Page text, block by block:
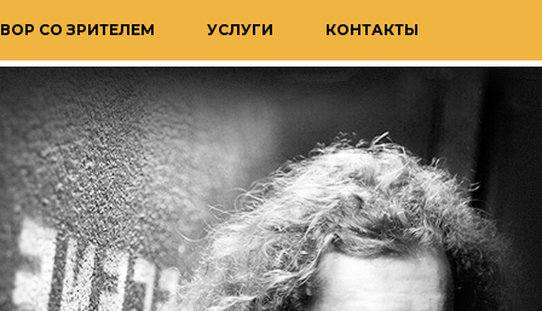
СО ЗРИТЕЛЕМ УСЛУГИ КОНТАКТЫ